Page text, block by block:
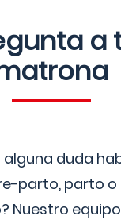
a
alguna duda
parto, parto
Nuestro